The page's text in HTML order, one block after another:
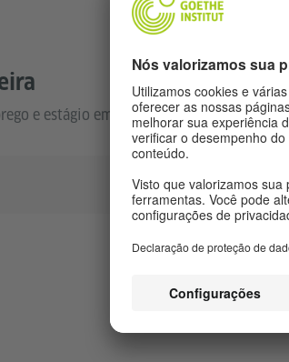
e estágio em Lisboa e no Porto.